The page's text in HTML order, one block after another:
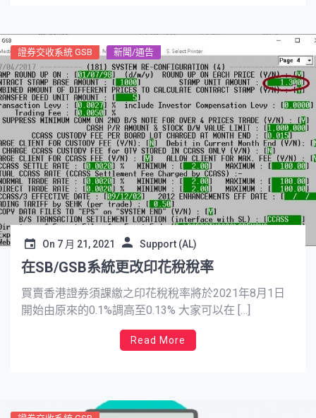
證券交收系統 GSB 新聞/通告
On 7 月 21, 2021 Support (AL)
在SB/GSB系統更改印花稅稅率
買賣香港證券須課繳之印花稅稅率將於2021年8月1日
開始由原來的0.1%調高至0.13% 大家可以在 […]
Read More